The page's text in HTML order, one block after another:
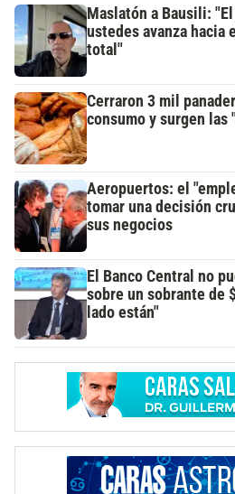
Maslatón a Bausili:
ustedes avanza hacia
total"
Cerraron 3 mil
consumo y surgen las
Aeropuertos: el
tomar una decisión
sus negocios
El Banco Central no
sobre un sobrante de
lado están"